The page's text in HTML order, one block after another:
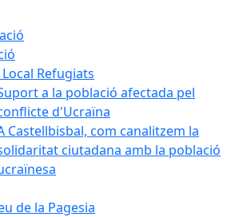
Refugiats
a la població afectada pel
d'Ucraïna
Castellbisbal, com canalitzem la
ciutadana amb la població
de la Pagesia